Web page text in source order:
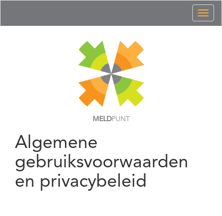
MELDPUNT
Algemene
gebruiksvoorwaarden
en privacybeleid